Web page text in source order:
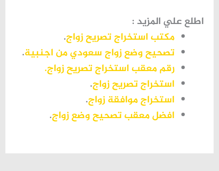
اطلع علي المزيد :
مكتب استخراج تصريح زواج.
تصحيح وضع زواج سعودي من اجنبية.
رقم معقب استخراج تصريح زواج.
استخراج تصريح زواج.
استخراج موافقة زواج.
افضل معقب تصحيح وضع زواج.